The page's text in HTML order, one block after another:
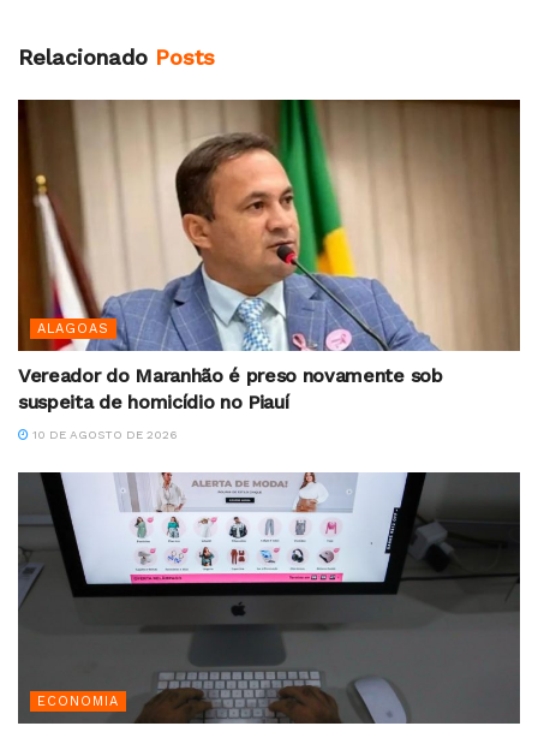
Relacionado Posts
ALAGOAS
Vereador do Maranhão é preso novamente sob
suspeita de homicídio no Piauí
10 DE AGOSTO DE 2026
ECONOMIA